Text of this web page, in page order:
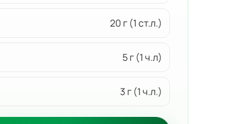
20 г (1 ст.л.)
5 г (1 ч.л)
3 г (1 ч.л.)